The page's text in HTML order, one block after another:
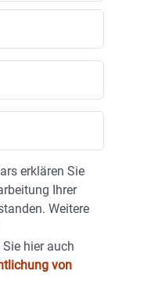
erklären Sie
Ihrer
Weitere
Sie hier auch
von